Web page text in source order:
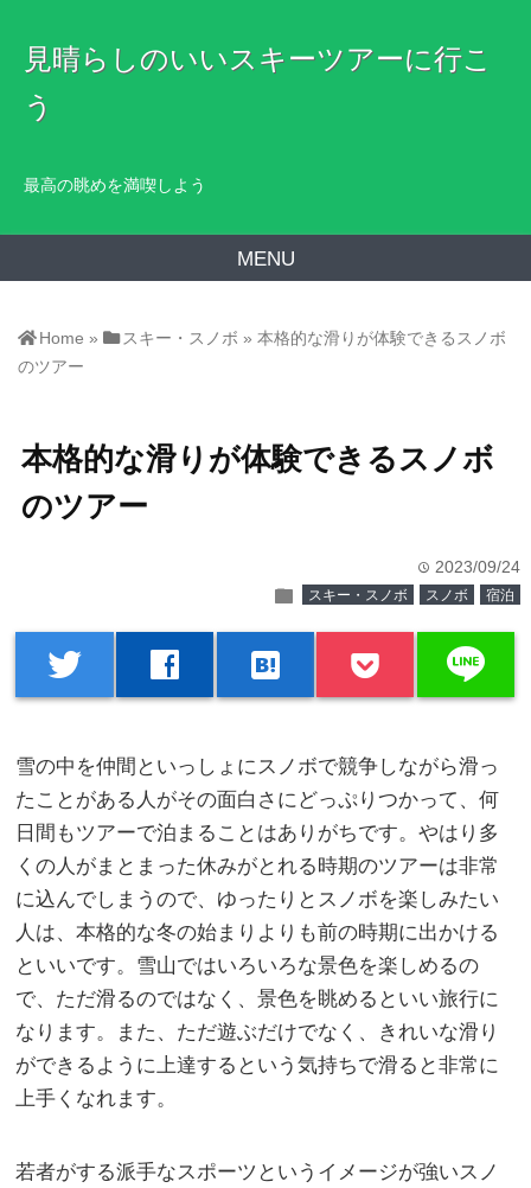
見晴らしのいいスキーツアーに行こ
う
最高の眺めを満喫しよう
MENU
Home » スキー・スノボ »本格的な滑りが体験できるスノボ
のツアー
本格的な滑りが体験できるスノボ
のツアー
time 2023/09/24
folder スキー・スノボ スノボ 宿泊
twitter facebook hatenabookmark line
雪の中を仲間といっしょにスノボで競争しながら滑っ
たことがある人がその面白さにどっぷりつかって、何
日間もツアーで泊まることはありがちです。やはり多
くの人がまとまった休みがとれる時期のツアーは非常
に込んでしまうので、ゆったりとスノボを楽しみたい
人は、本格的な冬の始まりよりも前の時期に出かける
といいです。雪山ではいろいろな景色を楽しめるの
で、ただ滑るのではなく、景色を眺めるといい旅行に
なります。また、ただ遊ぶだけでなく、きれいな滑り
ができるように上達するという気持ちで滑ると非常に
上手くなれます。
若者がする派手なスポーツというイメージが強いスノ